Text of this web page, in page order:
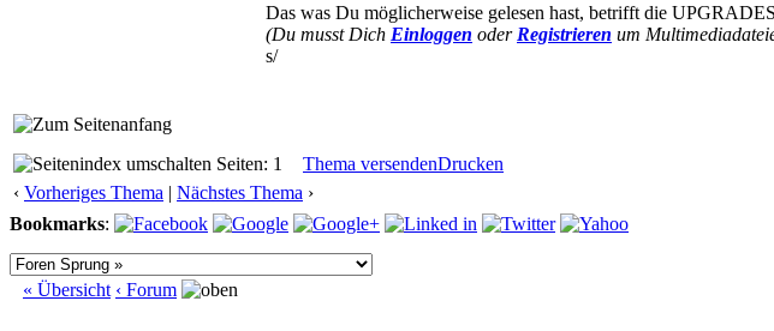
Das was Du möglicherweise gelesen hast, betrifft die
(Du musst Dich Einloggen oder Registrieren um
s/
Seiten: 1
Thema versendenDrucken
‹ Vorheriges Thema | Nächstes Thema ›
Bookmarks:
« Übersicht ‹ Forum